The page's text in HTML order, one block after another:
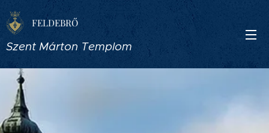
FELDEBRŐ
Szent Márton Templom